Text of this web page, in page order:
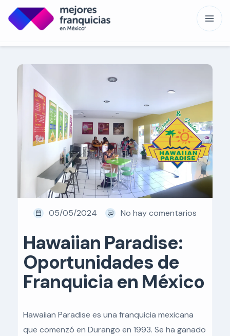
05/05/2024 No hay comentarios
Hawaiian Paradise:
Oportunidades de
Franquicia en México
Hawaiian Paradise es una franquicia mexicana
que comenzó en Durango en 1993. Se ha ganado